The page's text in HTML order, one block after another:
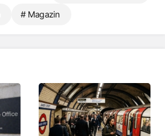
# Magazin